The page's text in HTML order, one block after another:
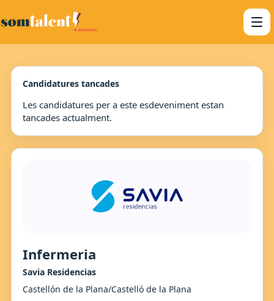
Candidatures tancades
Les candidatures per a este esdeveniment estan
tancades actualment.
Infermeria
Savia Residencias
Castellón de la Plana/Castelló de la Plana